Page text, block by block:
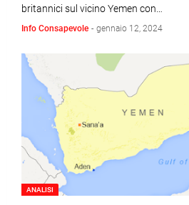
britannici sul vicino Yemen con…
Info Consapevole - gennaio 12, 2024
ANALISI